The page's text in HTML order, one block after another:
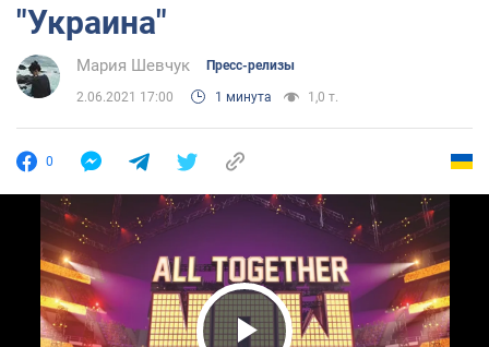
"Украина"
Мария Шевчук Пресс-релизы
2.06.2021 17:00 1 минута 1,0 т.
0